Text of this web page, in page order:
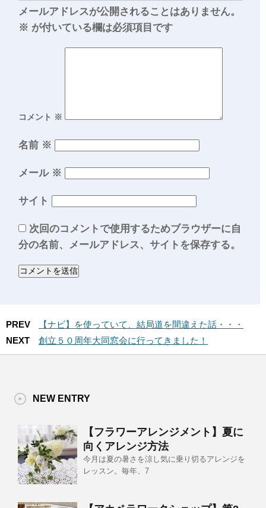
メールアドレスが公開されることはありません。
※ が付いている欄は必須項目です
コメント ※
名前 ※
メール ※
サイト
次回のコメントで使用するためブラウザーに自
分の名前、メールアドレス、サイトを保存する。
PREV
【ナビ】を使っていて、結局道を間違えた話・・・
NEXT
創立５０周年大同窓会に行ってきました！
NEW ENTRY
【フラワーアレンジメント】夏に
向くアレンジ方法
今月は夏の暑さを涼し気に乗り切るアレンジを
レッスン。毎年、7